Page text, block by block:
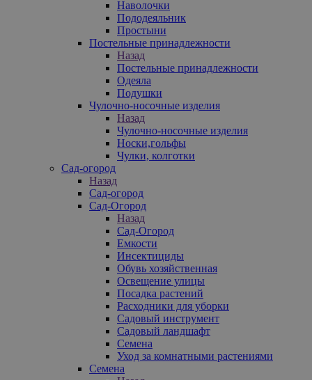
Наволочки
Пододеяльник
Простыни
Постельные принадлежности
Назад
Постельные принадлежности
Одеяла
Подушки
Чулочно-носочные изделия
Назад
Чулочно-носочные изделия
Носки,гольфы
Чулки, колготки
Сад-огород
Назад
Сад-огород
Сад-Огород
Назад
Сад-Огород
Емкости
Инсектициды
Обувь хозяйственная
Освещение улицы
Посадка растений
Расходники для уборки
Садовый инструмент
Садовый ландшафт
Семена
Уход за комнатными растениями
Семена